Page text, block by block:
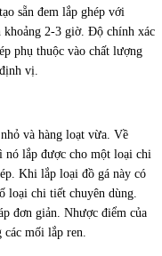
sẵn đem lắp ghép với
2-3 giờ. Độ chính xác
phụ thuộc vào chất lượng
vị.
và hàng loạt vừa. Về
nó lắp được cho một loại chi
Khi lắp loại đồ gá này có
loại chi tiết chuyên dùng.
đơn giản. Nhược điểm của
mối lắp ren.